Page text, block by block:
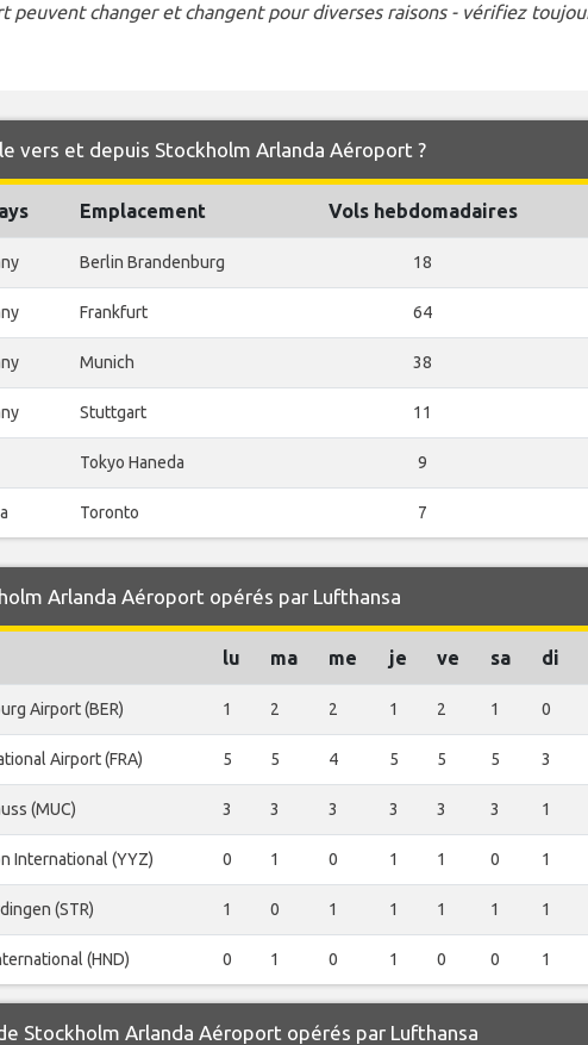
changer et changent pour diverses raisons - vérifiez
vers et depuis Stockholm Arlanda Aéroport ?
Emplacement Vols hebdomadaires
Berlin Brandenburg 18
Frankfurt 64
Munich 38
Stuttgart 11
Tokyo Haneda 9
Toronto 7
Arlanda Aéroport opérés par Lufthansa
lu ma me je ve sa di
Airport (BER) 1 2 2 1 2 1 0
Airport (FRA) 5 5 4 5 5 5 3
(MUC) 3 3 3 3 3 3 1
International (YYZ) 0 1 0 1 1 0 1
(STR) 1 0 1 1 1 1 1
(HND) 0 1 0 1 0 0 1
Stockholm Arlanda Aéroport opérés par Lufthansa